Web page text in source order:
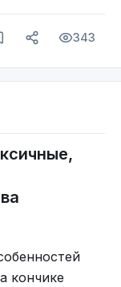
343
кончике